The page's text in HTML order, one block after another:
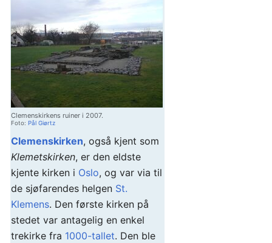
Clemenskirkens ruiner i 2007.
Foto: Pål Giørtz
Clemenskirken, også kjent som
Klemetskirken, er den eldste
kjente kirken i Oslo, og var via til
de sjøfarendes helgen St.
Klemens. Den første kirken på
stedet var antagelig en enkel
trekirke fra 1000-tallet. Den ble